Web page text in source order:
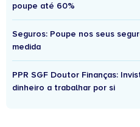
poupe até 60%
Seguros: Poupe nos seus
medida
PPR SGF Doutor Finanças:
dinheiro a trabalhar por si